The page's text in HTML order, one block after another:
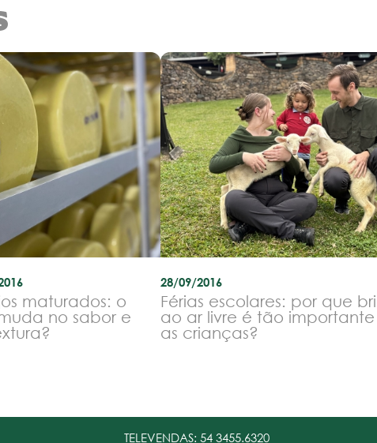
maturados: o
no sabor e
28/09/2016
Férias escolares: por que
ao ar livre é tão
as crianças?
TELEVENDAS: 54 3455.6320